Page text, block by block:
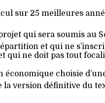
sur 25 meilleures
qui sera soumis au
et qui ne
ne doit pas tout
choisie
la version définitive du